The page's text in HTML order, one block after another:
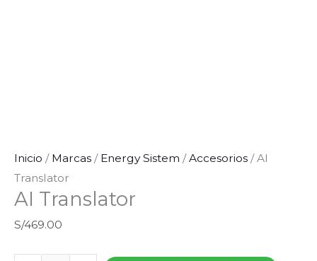
Inicio / Marcas / Energy Sistem /Accesorios / AI
Translator
AI Translator
S/469.00